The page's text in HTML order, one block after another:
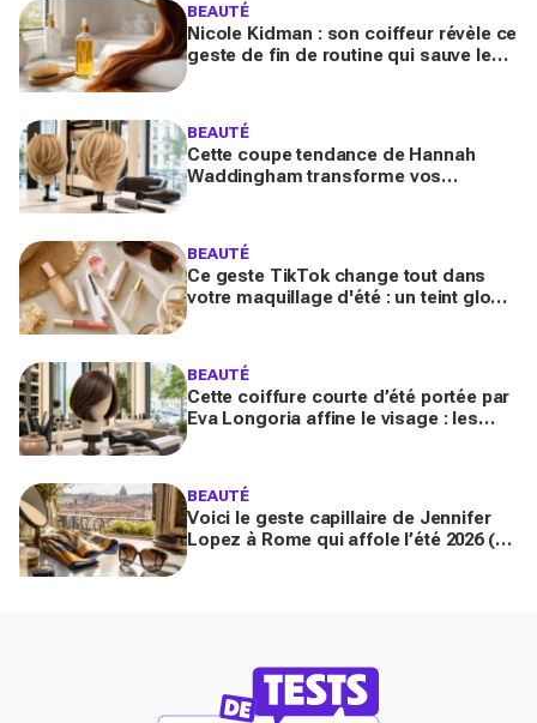
BEAUTÉ
Nicole Kidman : son coiffeur révèle ce
geste de fin de routine qui sauve les
BEAUTÉ
Cette coupe tendance de Hannah
Waddingham transforme vos
BEAUTÉ
Ce geste TikTok change tout dans
votre maquillage d'été : un teint glowy
BEAUTÉ
Cette coiffure courte d’été portée par
Eva Longoria affine le visage : les
BEAUTÉ
Voici le geste capillaire de Jennifer
Lopez à Rome qui affole l’été 2026 (et